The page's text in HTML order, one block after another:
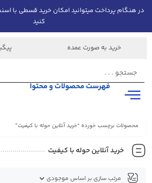
در هنگام پرداخت میتوانید امکان خرید قسطی با
کنید
خرید به صورت عمده
فهرست محصولات و محتوا
محصولات برچسب خورده “خرید آنلاین حوله با کیفیت”
خرید آنلاین حوله با کیفیت